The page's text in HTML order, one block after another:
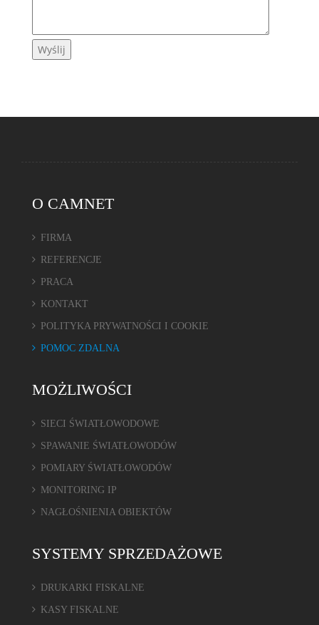
O CAMNET
FIRMA
REFERENCJE
PRACA
KONTAKT
POLITYKA PRYWATNOŚCI I COOKIE
POMOC ZDALNA
MOŻLIWOŚCI
SIECI ŚWIATŁOWODOWE
SPAWANIE ŚWIATŁOWODÓW
POMIARY ŚWIATŁOWODÓW
MONITORING IP
NAGŁOŚNIENIA OBIEKTÓW
SYSTEMY SPRZEDAŻOWE
DRUKARKI FISKALNE
KASY FISKALNE